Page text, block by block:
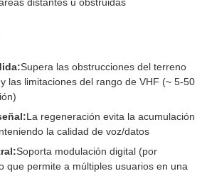
Supera las obstrucciones del terreno
las limitaciones del rango de VHF (~ 5-50
La regeneración evita la acumulación
la calidad de voz/datos
Soporta modulación digital (por
que permite a múltiples usuarios en una